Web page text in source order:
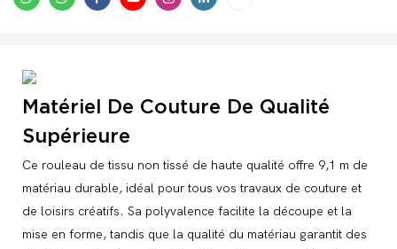
Matériel De Couture De Qualité
Supérieure
Ce rouleau de tissu non tissé de haute qualité offre 9,1 m de
matériau durable, idéal pour tous vos travaux de couture et
de loisirs créatifs. Sa polyvalence facilite la découpe et la
mise en forme, tandis que la qualité du matériau garantit des